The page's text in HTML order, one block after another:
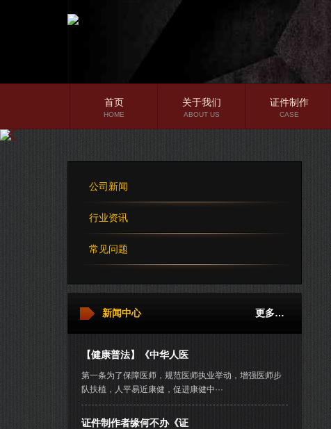
首页
HOME
关于我们
ABOUT US
证件制作
CASE
公司新闻
行业资讯
常见问题
更多…
新闻中心
【健康普法】《中华人医
第一条为了保障医师，规范医师执业举动，增强医师步
队扶植，人平易近康健，促进康健中···
证件制作者缘何不办《证